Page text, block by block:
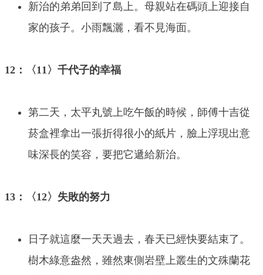
新治的弟弟回到了島上。母親站在碼頭上迎接自
家的孩子。小雨飄灑，看不見海面。
12：〈11〉千代子的幸福
第二天，太平丸號上吃午飯的時候，師傅十吉從
菸盒裡拿出一張折得很小的紙片，臉上浮現出意
味深長的笑容，要把它遞給新治。
13：〈12〉失敗的努力
日子就這麼一天天過去，春天已經快要結束了。
樹木綠意盎然，雖然東側岩壁上叢生的文殊蘭花